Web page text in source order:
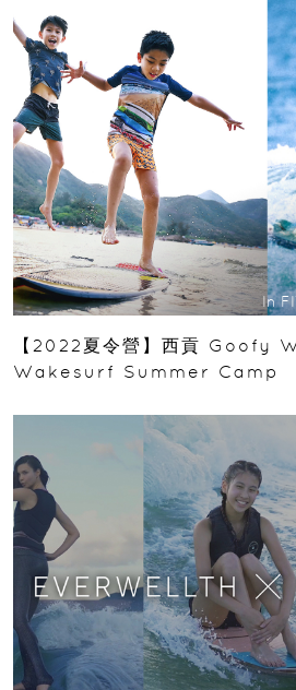
In
【2022夏令營】西貢 Goofy
Wakesurf Summer Camp